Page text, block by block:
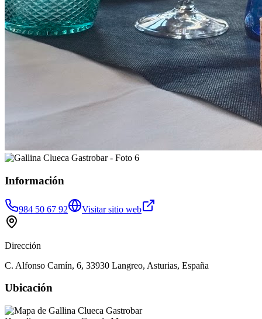
Información
984 50 67 92 Visitar sitio web
Dirección
C. Alfonso Camín, 6, 33930 Langreo, Asturias, España
Ubicación